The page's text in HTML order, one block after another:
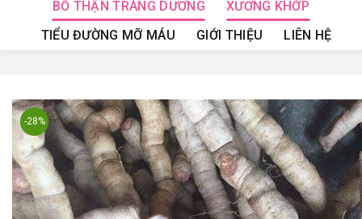
BỔ THẬN TRÁNG DƯƠNG
XƯƠNG KHỚP
TIỂU ĐƯỜNG MỠ MÁU
GIỚI THIỆU LIÊN HỆ
-28%